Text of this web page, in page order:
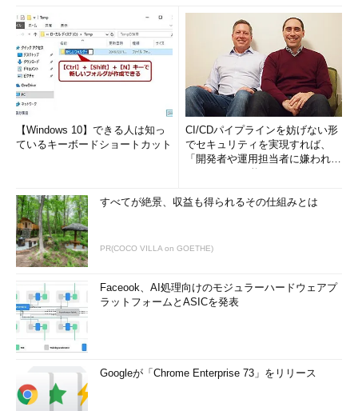
【Windows 10】できる人は知っ
ているキーボードショートカット
CI/CDパイプラインを妨げない形
でセキュリティを実現すれば、
「開発者や運用担当者に嫌われな
すべてが絶景、収益も得られるその仕組みとは
PR(COCO VILLA on GOETHE)
Faceook、AI処理向けのモジュラーハードウェアプ
ラットフォームとASICを発表
Googleが「Chrome Enterprise 73」をリリース